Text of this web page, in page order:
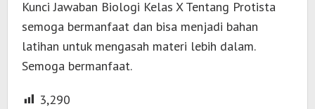
Kunci Jawaban Biologi Kelas X Tentang Protista
semoga bermanfaat dan bisa menjadi bahan
latihan untuk mengasah materi lebih dalam.
Semoga bermanfaat.
3,290